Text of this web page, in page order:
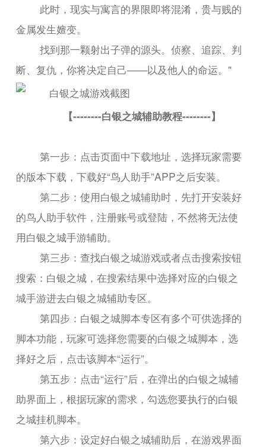
此时，现实与寓言的界限即将混淆，贵与贱的
金属发生嬗变。
找到那一颗射出子弹的源头。侦察、追踪、判
断、复仇，你将决定自己——以及他人的命运。"
【--------白银之城辅助教程--------】
第一步：点击页面中下载地址，选择玩家需要
的版本下载，下载好“鸟人助手”APP之后安装。
第二步：使用白银之城辅助时，先打开安装好
的鸟人助手软件，注册账号或登陆，不然将无法使
用白银之城手游辅助。
第三步：查找白银之城游戏或者点击搜索按钮
搜索：白银之城，在搜索结果中选择对应的白银之
城手游进去白银之城辅助专区。
第四步：白银之城脚本专区有多个可供选择的
脚本功能，玩家可选择您需要的白银之城脚本，选
择好之后，点击该脚本“运行”。
第五步：点击“运行”后，在弹出的白银之城辅
助界面上，根据玩家的需求，勾选您要执行的白银
之城挂机脚本。
第六步：设定好白银之城辅助后，在游戏界面